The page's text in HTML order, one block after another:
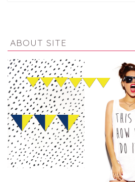
ABOUT SITE